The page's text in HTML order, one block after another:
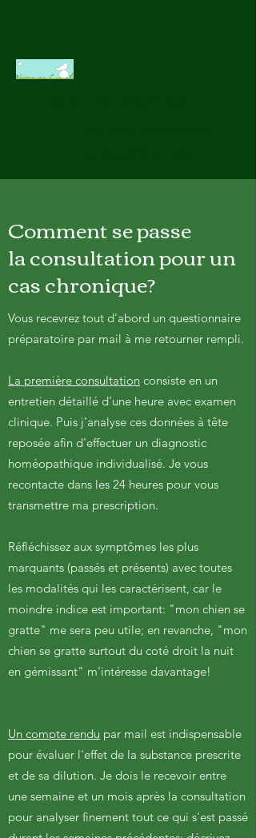
Comment se passe
la consultation pour un
cas chronique?
Vous recevrez tout d'abord un questionnaire
préparatoire par mail à me retourner rempli.
La première consultation consiste en un
entretien détaillé d'une heure avec examen
clinique. Puis j'analyse ces données à tête
reposée afin d'effectuer un diagnostic
homéopathique individualisé. Je vous
recontacte dans les 24 heures pour vous
transmettre ma prescription.
Réfléchissez aux symptômes les plus
marquants (passés et présents) avec toutes
les modalités qui les caractérisent, car le
moindre indice est important: "mon chien se
gratte" me sera peu utile; en revanche, "mon
chien se gratte surtout du coté droit la nuit
en gémissant" m'intéresse davantage!
Un compte rendu par mail est indispensable
pour évaluer l'effet de la substance prescrite
et de sa dilution. Je dois le recevoir entre
une semaine et un mois après la consultation
pour analyser finement tout ce qui s'est passé